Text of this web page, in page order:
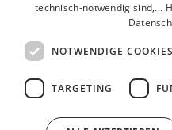
technisch-notwendig sind,...
NOTWENDIGE COOKIES
TARGETING